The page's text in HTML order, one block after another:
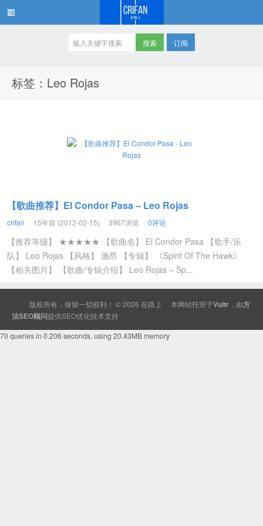
订阅
标签：Leo Rojas
【歌曲推荐】El Condor Pasa – Leo Rojas
crifan 15年前 (2012-02-15) 3967浏览 0评论
【推荐等级】 ★★★★★ 【歌曲名】 El Condor Pasa 【歌手/乐
队】 Leo Rojas 【风格】 激昂 【专辑】 《Spirit Of The Hawk》
【相关图片】 【歌曲/专辑介绍】 Leo Rojas – Sp...
版权所有，保留一切权利！ © 2026 在路上 本网站托管于Vultr ，由方
法SEO顾问提供SEO优化技术支持
70 queries in 0.206 seconds, using 20.43MB memory